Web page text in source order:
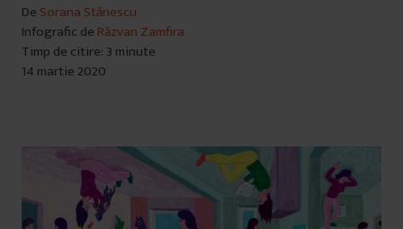
De Sorana Stănescu
Infografic de Răzvan Zamfira
Timp de citire: 3 minute
14 martie 2020